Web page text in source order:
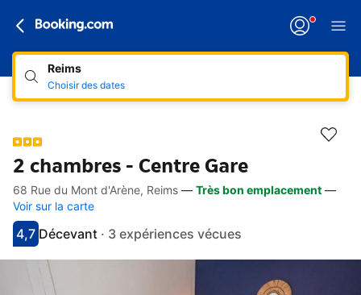
Reims
Choisir des dates
2 chambres - Centre Gare
Accès rapides
Aller à la description
Aller aux équipements
Aller aux hébergements
Aller aux conditions
68 Rue du Mont d'Arène, Reims — Très bon emplacement —
Voir sur la carte
Avec une note de 4.7
4,7
décevantDécevant · 3 expériences vécues